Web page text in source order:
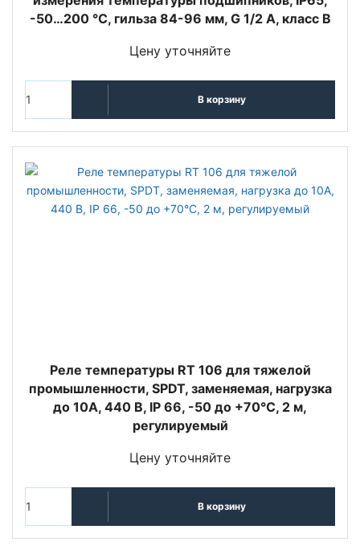
-50…200 °C, гильза 84-96 мм, G 1/2 A, класс B
Цену уточняйте
В корзину
Реле температуры RT 106 для тяжелой
промышленности, SPDT, заменяемая, нагрузка
до 10А, 440 В, IP 66, -50 до +70°С, 2 м,
регулируемый
Цену уточняйте
В корзину